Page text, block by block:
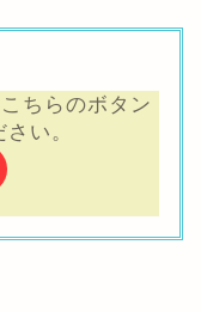
ちらのボタン
い。